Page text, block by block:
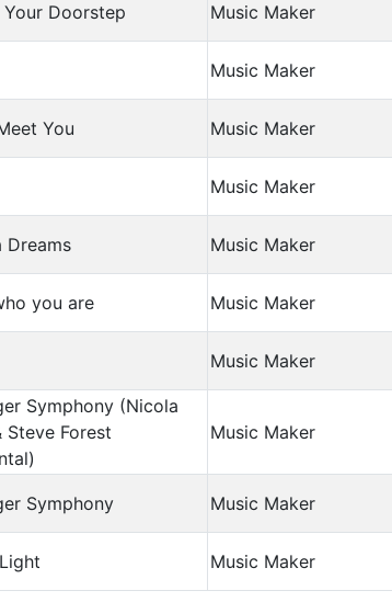
Doorstep Music Maker
Music Maker
You Music Maker
Music Maker
Dreams Music Maker
you are Music Maker
Music Maker
Symphony (Nicola
Steve Forest
Music Maker
Symphony Music Maker
Music Maker